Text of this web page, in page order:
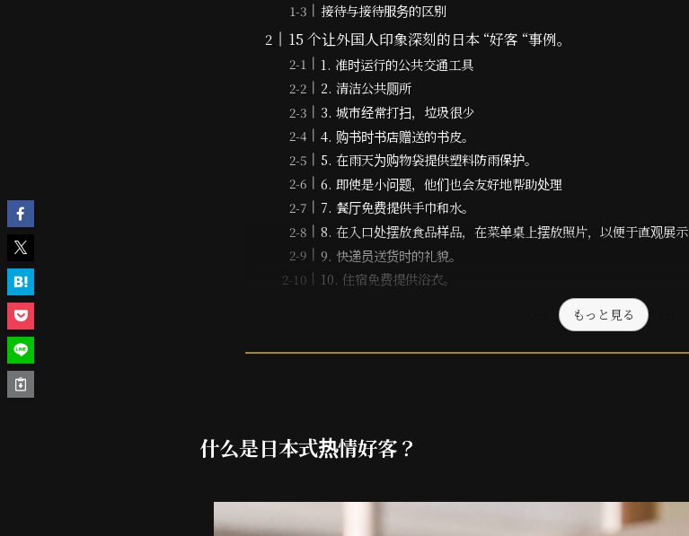
接待与接待服务的区别
15 个让外国人印象深刻的日本 “好客 “事例。
1. 准时运行的公共交通工具
2. 清洁公共厕所
3. 城市经常打扫，垃圾很少
4. 购书时书店赠送的书皮。
5. 在雨天为购物袋提供塑料防雨保护。
6. 即使是小问题，他们也会友好地帮助处理
7. 餐厅免费提供手巾和水。
8. 在入口处摆放食品样品，在菜单桌上摆放照片，以便于直观展示
9. 快递员送货时的礼貌。
10. 住宿免费提供浴衣。
もっと見る
什么是日本式热情好客？